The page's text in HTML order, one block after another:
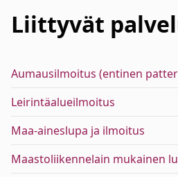
Liittyvät
Aumausilmoitus (entinen
Leirintäalueilmoitus
Maa-aineslupa ja ilmoitus
Maastoliikennelain mukainen